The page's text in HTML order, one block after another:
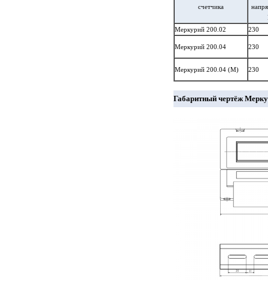
счетчика
Меркурий 200.02
230
Меркурий 200.04 230
Меркурий 200.04 (М) 230
Габаритный чертёж